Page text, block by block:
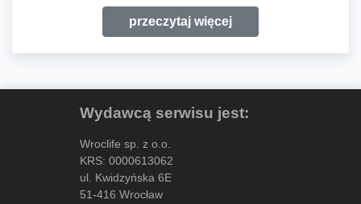
przeczytaj więcej
Wydawcą serwisu jest:
Wroclife sp. z o.o.
KRS: 0000613062
ul. Kwidzyńska 6E
51-416 Wrocław